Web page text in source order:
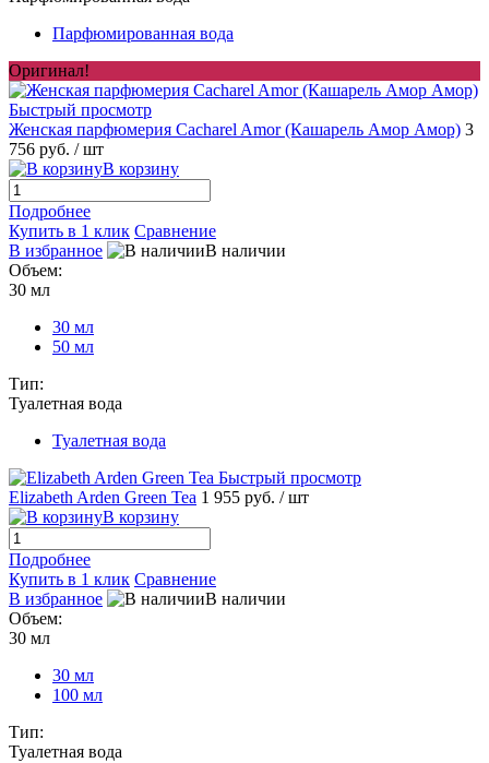
Парфюмированная вода
Оригинал!
Быстрый просмотр
Женская парфюмерия Cacharel Amor (Кашарель Амор Амор) 3
756 руб. / шт
В корзину
Подробнее
Купить в 1 клик Сравнение
В избранное
В наличии
Объем:
30 мл
30 мл
50 мл
Тип:
Туалетная вода
Туалетная вода
Быстрый просмотр
Elizabeth Arden Green Tea 1 955 руб. / шт
В корзину
Подробнее
Купить в 1 клик Сравнение
В избранное
В наличии
Объем:
30 мл
30 мл
100 мл
Тип:
Туалетная вода